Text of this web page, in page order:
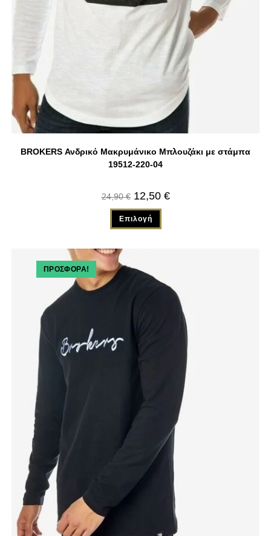
BROKERS Ανδρικό Μακρυμάνικο Μπλουζάκι με στάμπα
19512-220-04
24,90€ 12,50 €
Επιλογή
ΠΡΟΣΦΟΡΆ!